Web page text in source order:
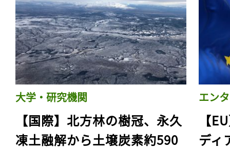
大学・研究機関
【国際】北方林の樹冠、永久
凍土融解から土壌炭素約590
エン
【
ディ